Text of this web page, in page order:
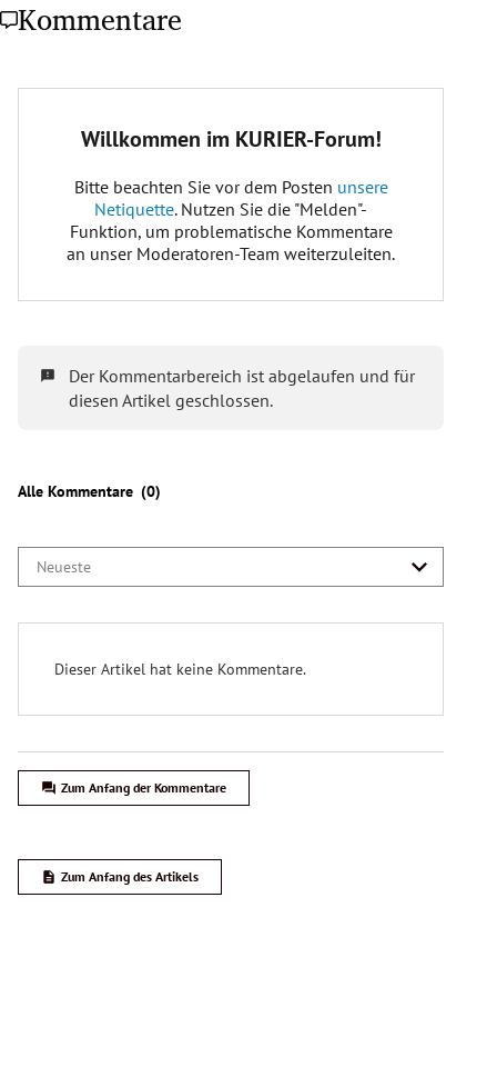
Kommentare